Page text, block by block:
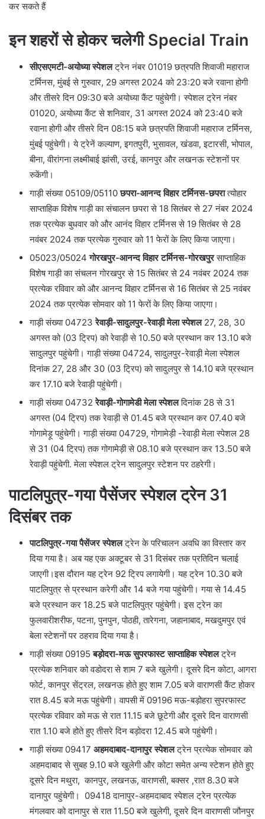
कर सकते हैं
इन शहरों से होकर चलेगी Special Train
सीएसएमटी-अयोध्या स्पेशलट्रेन नंबर 01019 छत्रपति शिवाजी महाराज
टर्मिनस, मुंबई से गुरुवार, 29 अगस्त 2024 को 23:20 बजे रवाना होगी
और तीसरे दिन 09:30 बजे अयोध्या कैंट पहुंचेगी। स्पेशल ट्रेन नंबर
01020, अयोध्या कैंट से शनिवार, 31 अगस्त 2024 को 23:40 बजे
रवाना होगी और तीसरे दिन 08:15 बजे छत्रपति शिवाजी महाराज टर्मिनस,
मुंबई पहुंचेगी। ये ट्रेनें कल्याण, इगतपुरी, भुसावल, खंडवा, इटारसी, भोपाल,
बीना, वीरांगना लक्ष्मीबाई झांसी, उरई, कानपुर और लखनऊ स्टेशनों पर
रुकेंगी।
गाड़ी संख्या 05109/05110छपरा-आनन्द विहार टर्मिनस-छपरात्योहार
साप्ताहिक विशेष गाड़ी का संचालन छपरा से 18 सितंबर से 27 नंबर 2024
तक प्रत्येक बुधवार को और आनंद विहार टर्मिनस से 19 सितंबर से 28
नवंबर 2024 तक प्रत्येक गुरुवार को 11 फेरों के लिए किया जाएगा।
05023/05024गोरखपुर-आनन्द विहार टर्मिनस-गोरखपुरसाप्ताहिक
विशेष गाड़ी का संचलन गोरखपुर से 15 सितंबर से 24 नवंबर 2024 तक
प्रत्येक रविवार को और आनन्द विहार टर्मिनस से 16 सितंबर से 25 नवंबर
2024 तक प्रत्येक सोमवार को 11 फेरों के लिए किया जाएगा।
गाड़ी संख्या 04723रेवाड़ी-सादुलपुर-रेवाड़ी मेला स्पेशल27, 28, 30
अगस्त को (03 ट्रिप) को रेवाड़ी से 10.50 बजे प्रस्थान कर 13.10 बजे
सादुलपुर पहुंचेगी। गाड़ी संख्या 04724, सादुलपुर-रेवाड़ी मेला स्पेशल
दिनांक 27, 28 और 30 (03 ट्रिप) को सादुलपुर से 14.10 बजे प्रस्थान
कर 17.10 बजे रेवाड़ी पहुंचेगी।
गाड़ी संख्या 04732रेवाड़ी-गोगामेडी मेला स्पेशलदिनांक 28 से 31
अगस्त (04 ट्रिप) तक रेवाड़ी से 01.45 बजे प्रस्थान कर 07.40 बजे
गोगामेड़ू पहुंचेगी। गाड़ी संख्या 04729, गोगामेड़ी -रेवाड़ी मेला स्पेशल 28
से 31 (04 ट्रिप) तक गोगामेड़ी से 08.10 बजे प्रस्थान कर 13.50 बजे
रेवाड़ी पहुंचेगी. मेला स्पेशल ट्रेन सादुलपुर स्टेशन पर ठहरेगी।
पाटलिपुत्र-गया पैसेंजर स्पेशल ट्रेन 31
दिसंबर तक
पाटलिपुत्र-गया पैसेंजर स्पेशलट्रेन के परिचालन अवधि का विस्तार कर
दिया गया है। अब यह एक अक्टूबर से 31 दिसंबर तक प्रतिदिन चलाई
जाएगी।इस दौरान यह ट्रेन 92 ट्रिप लगायेगी। यह ट्रेन 10.30 बजे
पाटलिपुत्र से प्रस्थान करेगी और 14 बजे गया पहुंचेगी। गया से 14.45
बजे प्रस्थान कर 18.25 बजे पाटलिपुत्र पहुंचेगी। इस ट्रेन का
फुलवारीशरीफ, पटना, पुनपुन, पोठही, तारेगना, जहानाबाद, मखदुमपुर एवं
बेला स्टेशनों पर ठहराव दिया गया है।
गाड़ी संख्या 09195बड़ोदरा-मऊ सुपरफास्ट साप्ताहिक स्पेशलट्रेन
प्रत्येक शनिवार को वडोदरा से शाम 7 बजे खुलेगी। दूसरे दिन कोटा, आगरा
फोर्ट, कानपुर सेंट्रल, लखनऊ होते हुए शाम 7.05 बजे वाराणसी कैंट होकर
रात 8.45 बजे मऊ पहुंचेगी। वापसी में 09196 मऊ-बड़ोहरा सुपरफास्ट
प्रत्येक रविवार को मऊ से रात 11.15 बजे छूटेगी और दूसरे दिन वाराणसी
रात 1.10 बजे होते हुए तीसरे दिन बड़ोदरा 12.45 बजे पहुंचेगी।
गाड़ी संख्या 09417 अहमदाबाद-दानापुर स्पेशलट्रेन प्रत्येक सोमवार को
अहमदाबाद से सुबह 9.10 बजे खुलेगी और कोटा समेत अन्य स्टेशन होते हुए
दूसरे दिन मथुरा, कानपुर, लखनऊ, वाराणसी, बक्सर ,रात 8.30 बजे
दानापुर पहुंचेगी। 09418 दानापुर-अहमदाबाद स्पेशल ट्रेन प्रत्येक
मंगलवार को दानापुर से रात 11.50 बजे खुलेगी, दूसरे दिन वाराणसी जौनपुर